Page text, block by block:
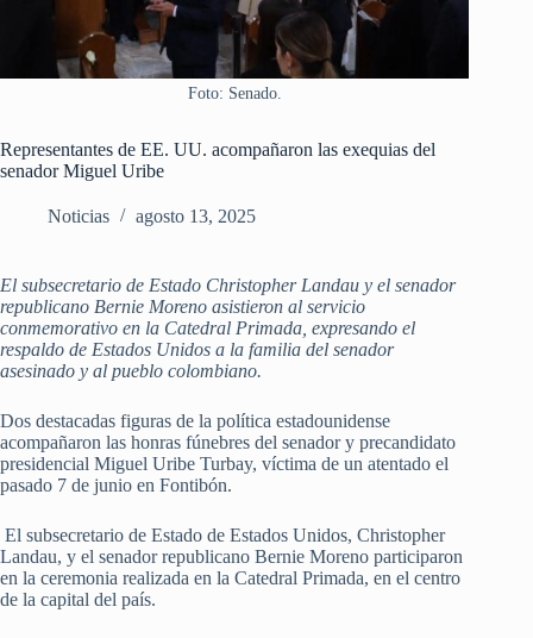
Foto: Senado.
Representantes de EE. UU. acompañaron las exequias del
senador Miguel Uribe
Noticias agosto 13, 2025
El subsecretario de Estado Christopher Landau y el senador
republicano Bernie Moreno asistieron al servicio
conmemorativo en la Catedral Primada, expresando el
respaldo de Estados Unidos a la familia del senador
asesinado y al pueblo colombiano.
Dos destacadas figuras de la política estadounidense
acompañaron las honras fúnebres del senador y precandidato
presidencial Miguel Uribe Turbay, víctima de un atentado el
pasado 7 de junio en Fontibón.
El subsecretario de Estado de Estados Unidos, Christopher
Landau, y el senador republicano Bernie Moreno participaron
en la ceremonia realizada en la Catedral Primada, en el centro
de la capital del país.